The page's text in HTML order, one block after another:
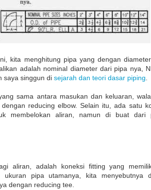
kita menghitung pipa yang dengan
adalah nominal diameter dari pipa nya,
saya singgun di sejarah dan teori dasar piping
sama antara masukan dan keluaran,
reducing elbow. Selain itu, ada satu
membelokan aliran, namun di buat dari
aliran, adalah koneksi fitting yang
pipa utamanya, kita menyebutnya
dengan reducing tee.